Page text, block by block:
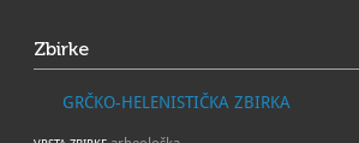
Zbirke
GRČKO-HELENISTIČKA ZBIRKA